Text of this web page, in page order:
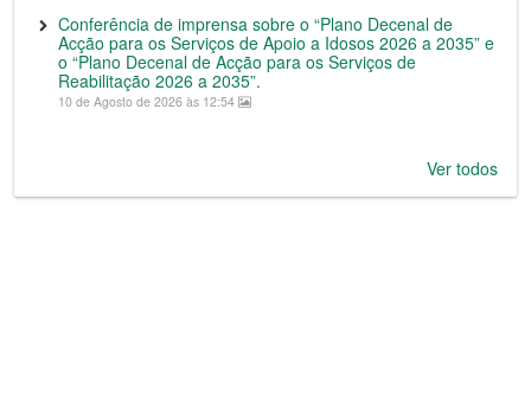
Conferência de imprensa sobre o “Plano Decenal de
Acção para os Serviços de Apoio a Idosos 2026 a 2035” e
o “Plano Decenal de Acção para os Serviços de
Reabilitação 2026 a 2035”.
10 de Agosto de 2026 às 12:54
Ver todos